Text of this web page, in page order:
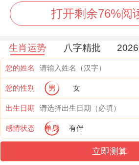
但「伤官见官」的潜在风
在处理与上级、规章制度的
锋芒，避免因言辞不当或
要的职场纷争。
尽管才华横溢，却需谨记「
益」的古训，唯有将才智用
判，才能使「食神生财」的
避免因口舌是非阻碍前程。
打开剩余76%阅
生肖运势 八字精批
您的姓名
您的性别 男 女
出生日期
感情状态 单身 有伴
立即测算